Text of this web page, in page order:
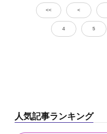
<< <
4 5
人気記事ランキング